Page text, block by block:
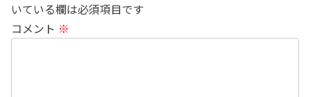
いている欄は必須項目です
コメント ※